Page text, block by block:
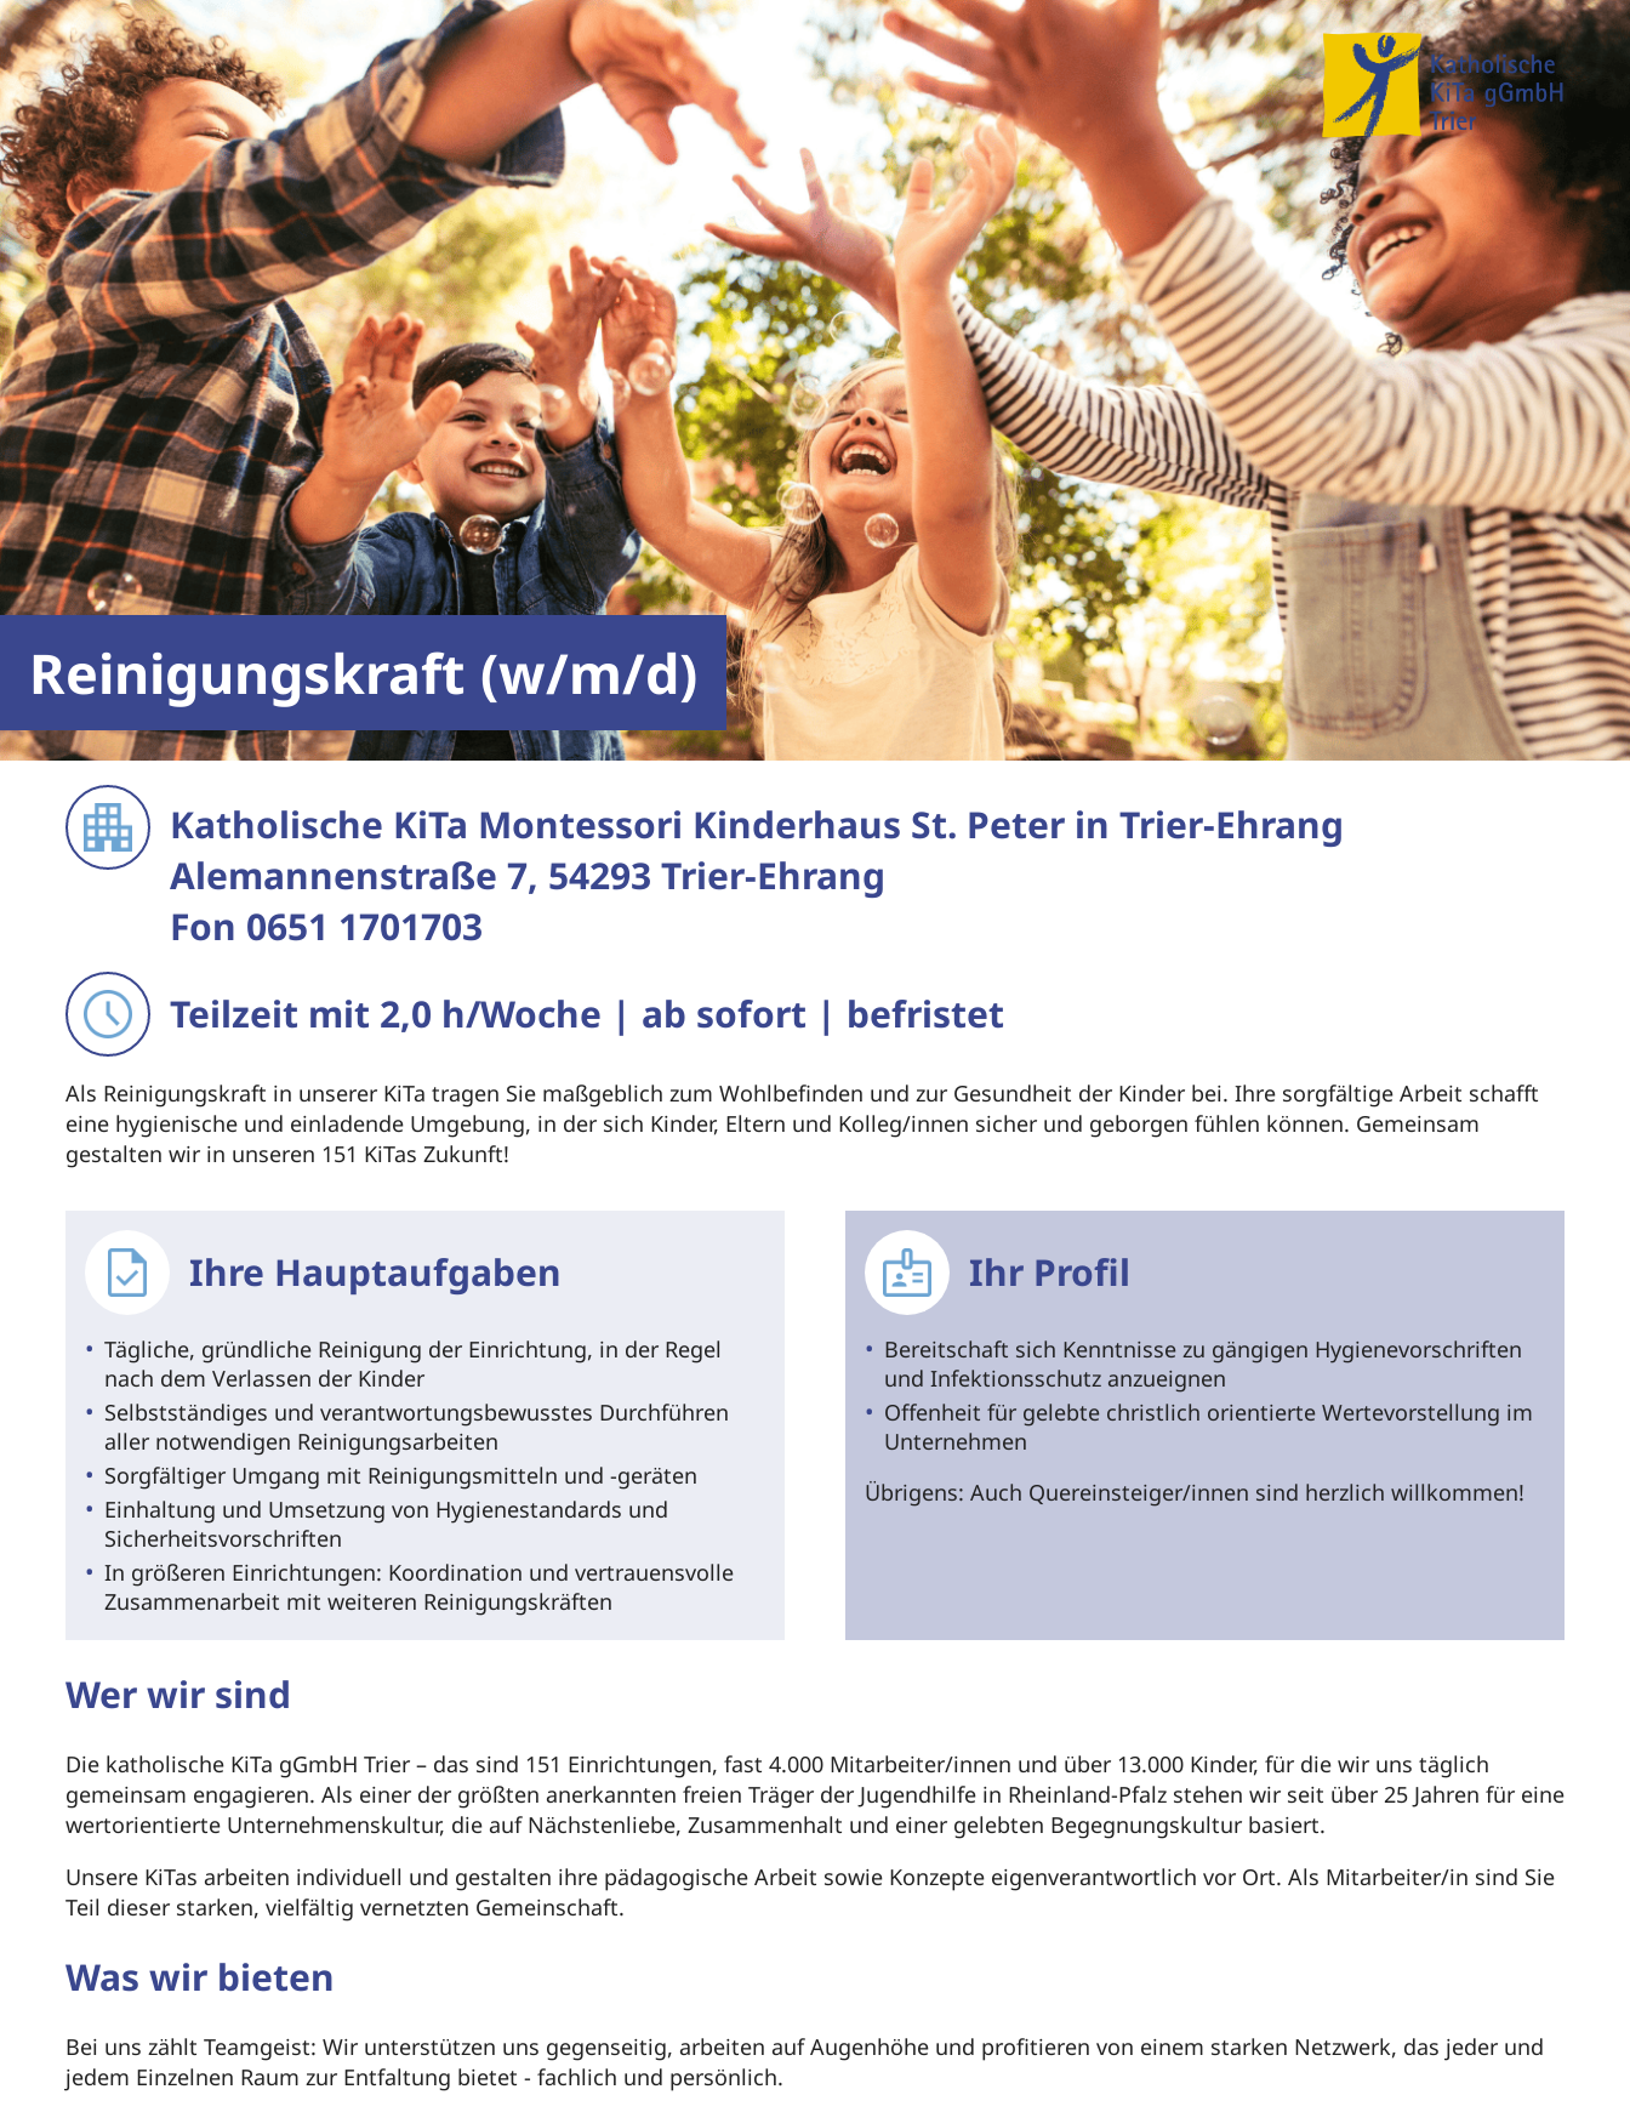
Reinigungskraft (w/m/d)
Katholische KiTa Montessori Kinderhaus St. Peter in Trier-Ehrang
Alemannenstraße 7, 54293 Trier-Ehrang
Fon 0651 1701703
Teilzeit mit 2,0 h/Woche | ab sofort | befristet
Als Reinigungskraft in unserer KiTa tragen Sie maßgeblich zum Wohlbefinden und zur Gesundheit der Kinder bei. Ihre sorgfältige Arbeit schafft
eine hygienische und einladende Umgebung, in der sich Kinder, Eltern und Kolleg/innen sicher und geborgen fühlen können. Gemeinsam
gestalten wir in unseren 151 KiTas Zukunft!
Ihre Hauptaufgaben
Tägliche, gründliche Reinigung der Einrichtung, in der Regel
nach dem Verlassen der Kinder
Selbstständiges und verantwortungsbewusstes Durchführen
aller notwendigen Reinigungsarbeiten
Sorgfältiger Umgang mit Reinigungsmitteln und -geräten
Einhaltung und Umsetzung von Hygienestandards und
Sicherheitsvorschriften
In größeren Einrichtungen: Koordination und vertrauensvolle
Zusammenarbeit mit weiteren Reinigungskräften
Ihr Profil
Bereitschaft sich Kenntnisse zu gängigen Hygienevorschriften
und Infektionsschutz anzueignen
Offenheit für gelebte christlich orientierte Wertevorstellung im
Unternehmen
Übrigens: Auch Quereinsteiger/innen sind herzlich willkommen!
Wer wir sind
Die katholische KiTa gGmbH Trier – das sind 151 Einrichtungen, fast 4.000 Mitarbeiter/innen und über 13.000 Kinder, für die wir uns täglich
gemeinsam engagieren. Als einer der größten anerkannten freien Träger der Jugendhilfe in Rheinland-Pfalz stehen wir seit über 25 Jahren für eine
wertorientierte Unternehmenskultur, die auf Nächstenliebe, Zusammenhalt und einer gelebten Begegnungskultur basiert.
Unsere KiTas arbeiten individuell und gestalten ihre pädagogische Arbeit sowie Konzepte eigenverantwortlich vor Ort. Als Mitarbeiter/in sind Sie
Teil dieser starken, vielfältig vernetzten Gemeinschaft.
Was wir bieten
Bei uns zählt Teamgeist: Wir unterstützen uns gegenseitig, arbeiten auf Augenhöhe und profitieren von einem starken Netzwerk, das jeder und
jedem Einzelnen Raum zur Entfaltung bietet - fachlich und persönlich.